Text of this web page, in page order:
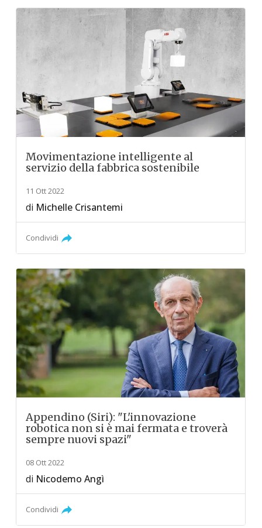
Movimentazione intelligente al
servizio della fabbrica sostenibile
11 Ott 2022
di Michelle Crisantemi
Condividi
Appendino (Siri): "L'innovazione
robotica non si è mai fermata e troverà
sempre nuovi spazi"
08 Ott 2022
di Nicodemo Angì
Condividi